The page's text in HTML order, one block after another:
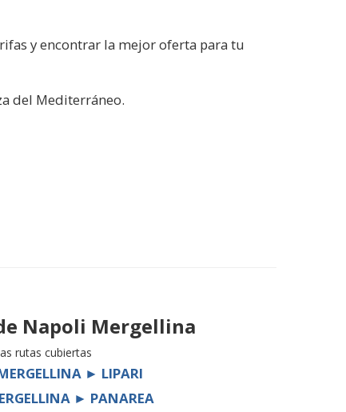
y encontrar la mejor oferta para tu
del Mediterráneo.
Napoli Mergellina
rutas cubiertas
► LIPARI
► PANAREA